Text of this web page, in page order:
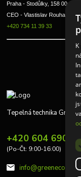
Praha - Stodůlky, 158 00
CEO - Vlastislav Rouha ml.
+420 734 11 39 33
Tepelná technika
+420 604 690
(Po-Čt: 9:00-16:00)
info@greeneco.cz